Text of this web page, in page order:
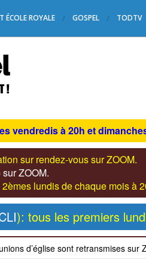
ÉCOLE ROYALE GOSPEL TODTV
vendredis à 20h et
sur rendez-vous sur ZOOM.
ZOOM.
lundis de chaque mois à
): tous les premiers
d’église sont retransmises